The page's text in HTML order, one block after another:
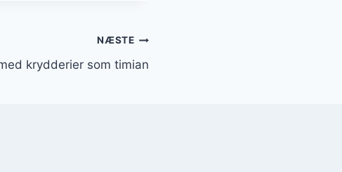
NÆSTE
krydderier som timian